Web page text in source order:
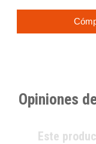
Opiniones
Este